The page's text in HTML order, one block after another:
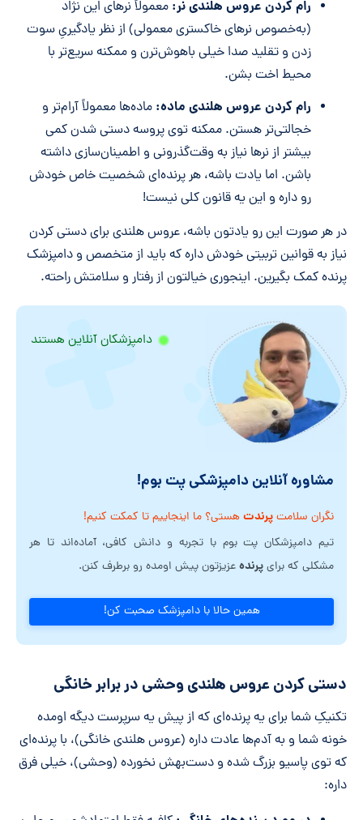
رام کردن عروس هلندی نر: معمولاً نرهای این نژاد
(به‌خصوص نرهای خاکستری معمولی) از نظر یادگیریِ سوت
زدن و تقلید صدا خیلی باهوش‌ترن و ممکنه سریع‌تر با
محیط اخت بشن.
رام کردن عروس هلندی ماده: ماده‌ها معمولاً آرام‌تر و
خجالتی‌تر هستن. ممکنه توی پروسه دستی شدن کمی
بیشتر از نرها نیاز به وقت‌گذرونی و اطمینان‌سازی داشته
باشن. اما یادت باشه، هر پرنده‌ای شخصیت خاص خودش
رو داره و این یه قانون کلی نیست!
در هر صورت این رو یادتون باشه، عروس هلندی برای دستی کردن
نیاز به قوانین تربیتی خودش داره که باید از متخصص و دامپزشک
پرنده کمک بگیرین. اینجوری خیالتون از رفتار و سلامتش راحته.
دامپزشکان آنلاین هستند
مشاوره آنلاین دامپزشکی پت بوم!
نگران سلامتپرندتهستی؟ ما اینجاییم تا کمکت کنیم!
تیم دامپزشکان پت بوم با تجربه و دانش کافی، آماده‌اند تا هر
مشکلی که برایپرندهعزیزتون پیش اومده رو برطرف کنن.
همین حالا با دامپزشک صحبت کن!
دستی کردن عروس هلندی وحشی در برابر خانگی
تکنیکِ شما برای یه پرنده‌ای که از پیش یه سرپرست دیگه اومده
خونه شما و به آدم‌ها عادت داره (عروس هلندی خانگی)، با پرنده‌ای
که توی پاسیو بزرگ شده و دست‌بهش نخورده (وحشی)، خیلی فرق
داره: